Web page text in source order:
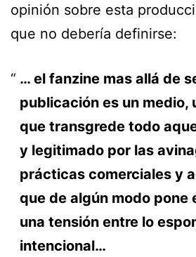
opinión sobre esta
que no debería definirse:
… el fanzine mas allá de
publicación es un medio,
que transgrede todo
y legitimado por las
prácticas comerciales y
que de algún modo pone
una tensión entre lo
intencional…